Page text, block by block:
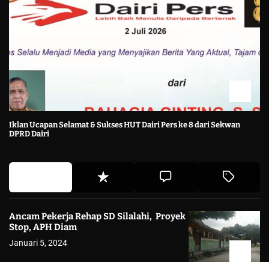
Iklan Ucapan Selamat & Sukses HUT Dairi Pers ke 8 dari Sekwan
DPRD Dairi
Ancam Pekerja Rehap SD Silalahi, Proyek
Stop, APH Diam
Januari 5, 2024